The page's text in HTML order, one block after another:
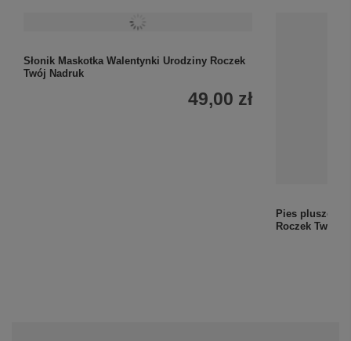
Pies pluszowy
Roczek Twój